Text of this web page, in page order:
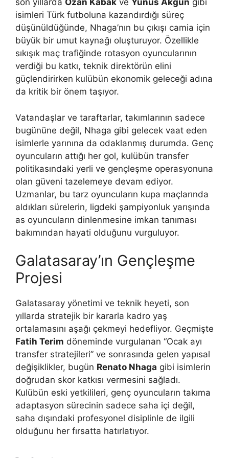
son yıllarda Ozan Kabak ve Yunus Akgün gibi
isimleri Türk futboluna kazandırdığı süreç
düşünüldüğünde, Nhaga’nın bu çıkışı camia için
büyük bir umut kaynağı oluşturuyor. Özellikle
sıkışık maç trafiğinde rotasyon oyuncularının
verdiği bu katkı, teknik direktörün elini
güçlendirirken kulübün ekonomik geleceği adına
da kritik bir önem taşıyor.
Vatandaşlar ve taraftarlar, takımlarının sadece
bugününe değil, Nhaga gibi gelecek vaat eden
isimlerle yarınına da odaklanmış durumda. Genç
oyuncuların attığı her gol, kulübün transfer
politikasındaki yerli ve gençleşme operasyonuna
olan güveni tazelemeye devam ediyor.
Uzmanlar, bu tarz oyuncuların kupa maçlarında
aldıkları sürelerin, ligdeki şampiyonluk yarışında
as oyuncuların dinlenmesine imkan tanıması
bakımından hayati olduğunu vurguluyor.
Galatasaray’ın Gençleşme
Projesi
Galatasaray yönetimi ve teknik heyeti, son
yıllarda stratejik bir kararla kadro yaş
ortalamasını aşağı çekmeyi hedefliyor. Geçmişte
Fatih Terim döneminde vurgulanan “Ocak ayı
transfer stratejileri” ve sonrasında gelen yapısal
değişiklikler, bugün Renato Nhaga gibi isimlerin
doğrudan skor katkısı vermesini sağladı.
Kulübün eski yetkilileri, genç oyuncuların takıma
adaptasyon sürecinin sadece saha içi değil,
saha dışındaki profesyonel disiplinle de ilgili
olduğunu her fırsatta hatırlatıyor.